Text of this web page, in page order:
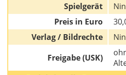
Spielgerät
Preis in Euro
Verlag / Bildrechte
Freigabe (USK)